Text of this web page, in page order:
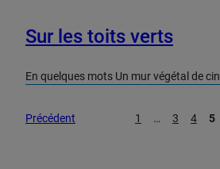
Sur les toits verts
En quelques mots Un mur végétal de
Précédent 1 … 3 4 5